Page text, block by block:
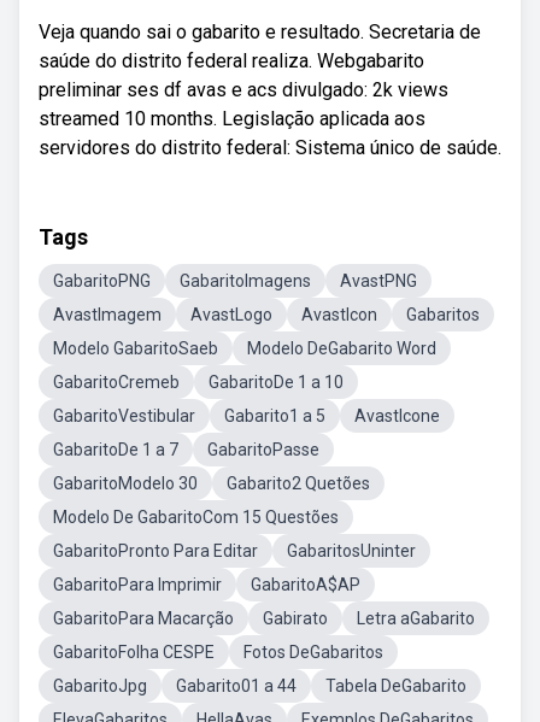
Veja quando sai o gabarito e resultado. Secretaria de
saúde do distrito federal realiza. Webgabarito
preliminar ses df avas e acs divulgado: 2k views
streamed 10 months. Legislação aplicada aos
servidores do distrito federal: Sistema único de saúde.
Tags
GabaritoPNG GabaritoImagens
AvastPNG
AvastImagem
AvastLogo AvastIcon
Gabaritos
Modelo GabaritoSaeb
Modelo DeGabarito Word
GabaritoCremeb
GabaritoDe 1 a 10
GabaritoVestibular
Gabarito1 a 5
AvastIcone
GabaritoDe 1 a 7
GabaritoPasse
GabaritoModelo 30
Gabarito2 Quetões
Modelo De GabaritoCom 15 Questões
GabaritoPronto Para Editar
GabaritosUninter
GabaritoPara Imprimir
GabaritoA$AP
GabaritoPara Macarção
Gabirato
Letra aGabarito
GabaritoFolha CESPE
Fotos DeGabaritos
GabaritoJpg
Gabarito01 a 44
Tabela DeGabarito